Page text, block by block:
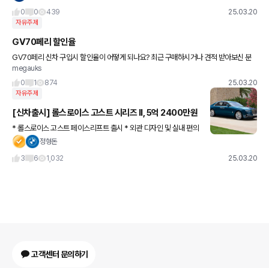
0
0 439 25.03.20
자유주제
GV70페리 할인율
GV70페리 신차 구입시 할인율이 어떻게 되나요? 최근 구매하시거나 견적 받아보신 분
들 조언 좀 구합니다
megauks
0
1 874 25.03.20
자유주제
[신차출시] 롤스로이스 고스트 시리즈 II, 5억 2400만원
* 롤스로이스 고스트 페이스리프트 출시 * 외관 디자인 및 실내 편의
사양 개선 * 한국 고객 전용 비스포크 마감재와 기능 추가 1. 고스트
정형돈
3
6 1,032 25.03.20
고객센터 문의하기